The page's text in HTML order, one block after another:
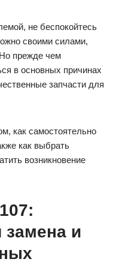
не беспокойтесь
своими силами,
прежде чем
в основных причинах
запчасти для
как самостоятельно
как выбрать
возникновение
замена и